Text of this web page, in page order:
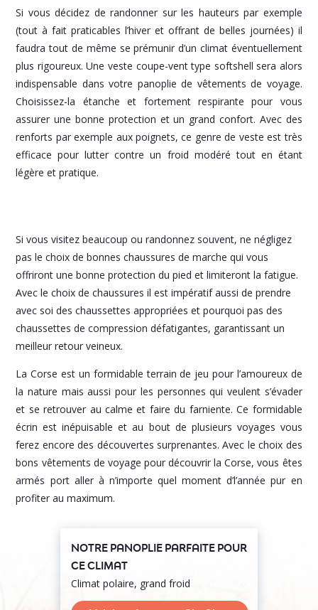
Si vous décidez de randonner sur les hauteurs par exemple
(tout à fait praticables l’hiver et offrant de belles journées) il
faudra tout de même se prémunir d’un climat éventuellement
plus rigoureux. Une veste coupe-vent type softshell sera alors
indispensable dans votre panoplie de vêtements de voyage.
Choisissez-la étanche et fortement respirante pour vous
assurer une bonne protection et un grand confort. Avec des
renforts par exemple aux poignets, ce genre de veste est très
efficace pour lutter contre un froid modéré tout en étant
légère et pratique.
Si vous visitez beaucoup ou randonnez souvent, ne négligez
pas le choix de bonnes chaussures de marche qui vous
offriront une bonne protection du pied et limiteront la fatigue.
Avec le choix de chaussures il est impératif aussi de prendre
avec soi des chaussettes appropriées et pourquoi pas des
chaussettes de compression défatigantes, garantissant un
meilleur retour veineux.
La Corse est un formidable terrain de jeu pour l’amoureux de
la nature mais aussi pour les personnes qui veulent s’évader
et se retrouver au calme et faire du farniente. Ce formidable
écrin est inépuisable et au bout de plusieurs voyages vous
ferez encore des découvertes surprenantes. Avec le choix des
bons vêtements de voyage pour découvrir la Corse, vous êtes
armés port aller à n’importe quel moment d’l’année pur en
profiter au maximum.
NOTRE PANOPLIE PARFAITE POUR
CE CLIMAT
Climat polaire, grand froid